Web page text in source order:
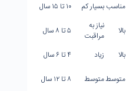
مناسب بسیار کم
۱۰ تا ۱۵ سال
بالا
نیاز به
مراقبت
۵ تا ۸ سال
بالا زیاد ۴ تا ۶ سال
متوسطمتوسط ۸ تا ۱۲ سال